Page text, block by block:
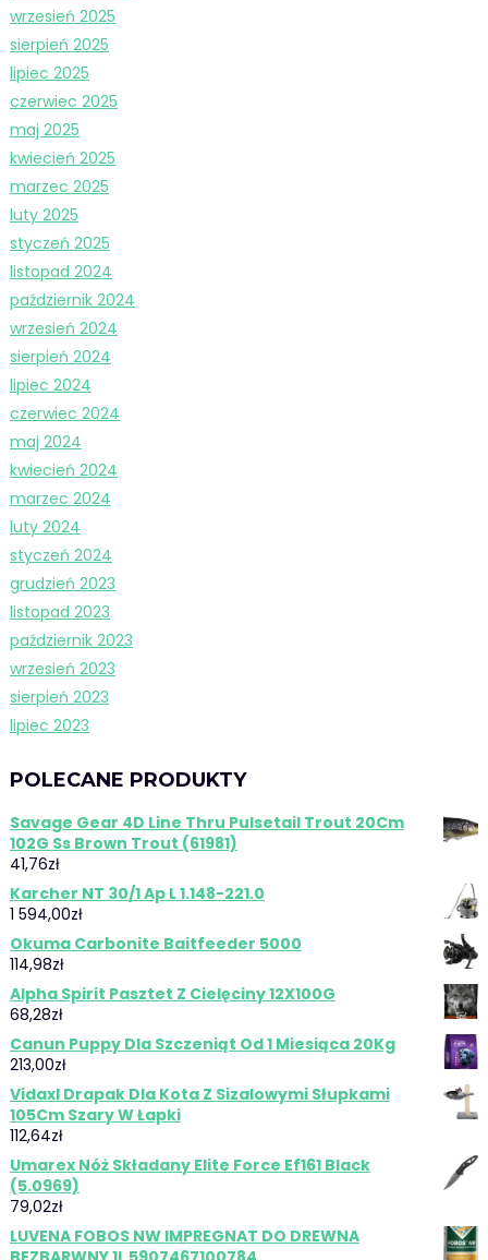
wrzesień 2025
sierpień 2025
lipiec 2025
czerwiec 2025
maj 2025
kwiecień 2025
marzec 2025
luty 2025
styczeń 2025
listopad 2024
październik 2024
wrzesień 2024
sierpień 2024
lipiec 2024
czerwiec 2024
maj 2024
kwiecień 2024
marzec 2024
luty 2024
styczeń 2024
grudzień 2023
listopad 2023
październik 2023
wrzesień 2023
sierpień 2023
lipiec 2023
POLECANE PRODUKTY
Savage Gear 4D Line Thru Pulsetail Trout 20Cm
102G Ss Brown Trout (61981)
41,76zł
Karcher NT 30/1 Ap L 1.148-221.0
1 594,00zł
Okuma Carbonite Baitfeeder 5000
114,98zł
Alpha Spirit Pasztet Z Cielęciny 12X100G
68,28zł
Canun Puppy Dla Szczeniąt Od 1 Miesiąca 20Kg
213,00zł
Vidaxl Drapak Dla Kota Z Sizalowymi Słupkami
105Cm Szary W Łapki
112,64zł
Umarex Nóż Składany Elite Force Ef161 Black
(5.0969)
79,02zł
LUVENA FOBOS NW IMPREGNAT DO DREWNA